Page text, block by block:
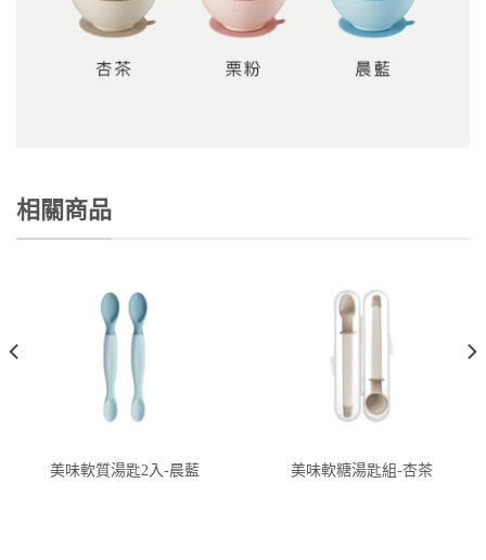
相關商品
美味軟質湯匙2入-晨藍 美味軟糖湯匙組-杏茶